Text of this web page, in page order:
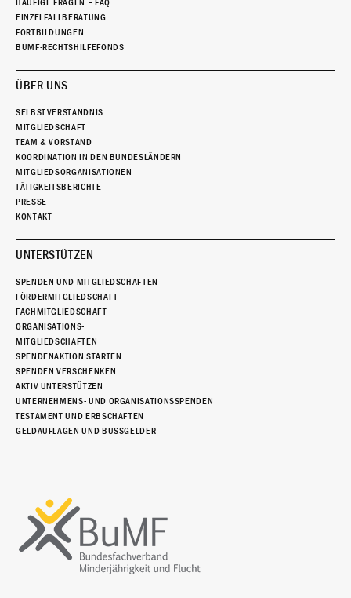
EINZELFALLBERATUNG
FORTBILDUNGEN
BUMF-RECHTSHILFEFONDS
ÜBER UNS
SELBSTVERSTÄNDNIS
MITGLIEDSCHAFT
TEAM & VORSTAND
KOORDINATION IN DEN BUNDESLÄNDERN
MITGLIEDSORGANISATIONEN
TÄTIGKEITSBERICHTE
PRESSE
KONTAKT
UNTERSTÜTZEN
SPENDEN UND MITGLIEDSCHAFTEN
FÖRDERMITGLIEDSCHAFT
FACHMITGLIEDSCHAFT
ORGANISATIONS-
MITGLIEDSCHAFTEN
SPENDENAKTION STARTEN
SPENDEN VERSCHENKEN
AKTIV UNTERSTÜTZEN
UNTERNEHMENS- UND ORGANISATIONSSPENDEN
TESTAMENT UND ERBSCHAFTEN
GELDAUFLAGEN UND BUSSGELDER